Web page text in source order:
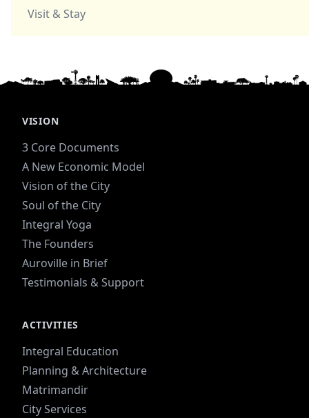
Visit & Stay
VISION
3 Core Documents
A New Economic Model
Vision of the City
Soul of the City
Integral Yoga
The Founders
Auroville in Brief
Testimonials & Support
ACTIVITIES
Integral Education
Planning & Architecture
Matrimandir
City Services